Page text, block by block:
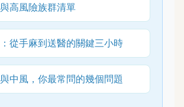
高風險族群清單
從手麻到送醫的關鍵三小時
中風，你最常問的幾個問題